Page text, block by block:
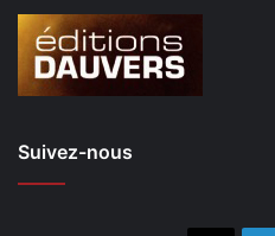
Suivez-nous